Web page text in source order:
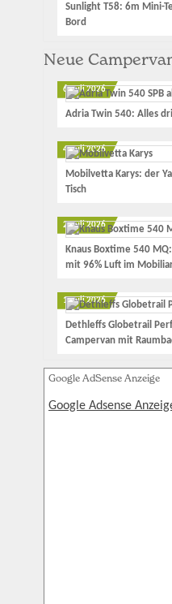
Sunlight T58: 6m Mini-
Bord
Neue
6. Juli 2026
Adria Twin 540: Alles
4. Juli 2026
Mobilvetta Karys: der
Tisch
2. Juli 2026
Knaus Boxtime 540
mit 96% Luft im
1. Juli 2026
Dethleffs Globetrail
Campervan mit
Google AdSense Anzeige
Google Adsense